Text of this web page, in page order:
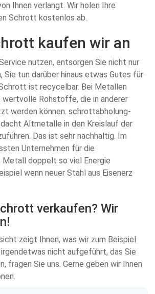
Ihnen verlangt. Wir holen Ihre
Schrott kostenlos ab.
kaufen wir an
nutzen, entsorgen Sie nicht nur
Sie tun darüber hinaus etwas Gutes für
ist recycelbar. Bei Metallen
wertvolle Rohstoffe, die in anderer
werden können. schrottabholung-
Altmetalle in den Kreislauf der
Das ist sehr nachhaltig. Im
Unternehmen für die
Metall doppelt so viel Energie
wenn neuer Stahl aus Eisenerz
verkaufen? Wir
zeigt Ihnen, was wir zum Beispiel
nicht aufgeführt, das Sie
fragen Sie uns. Gerne geben wir Ihnen